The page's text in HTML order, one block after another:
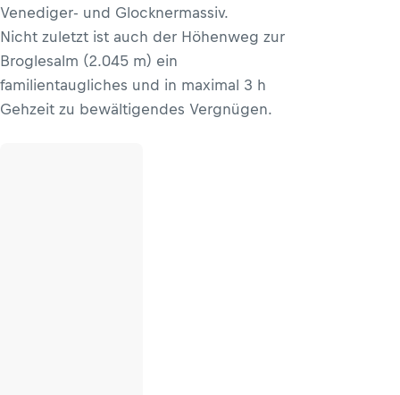
Venediger- und Glocknermassiv.
Nicht zuletzt ist auch der Höhenweg zur
Broglesalm (2.045 m) ein
familientaugliches und in maximal 3 h
Gehzeit zu bewältigendes Vergnügen.